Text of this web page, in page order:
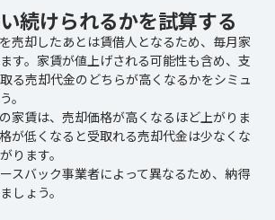
続けられるかを試算する
売却したあとは賃借人となるため、毎月家
す。家賃が値上げされる可能性も含め、支
る売却代金のどちらが高くなるかをシミュ
。
家賃は、売却価格が高くなるほど上がりま
が低くなると受取れる売却代金は少なくな
ります。
スバック事業者によって異なるため、納得
しょう。